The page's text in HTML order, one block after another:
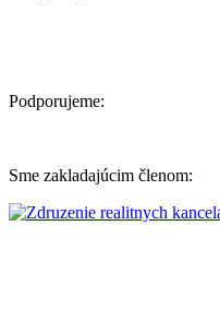
Podporujeme:
Sme zakladajúcim členom: